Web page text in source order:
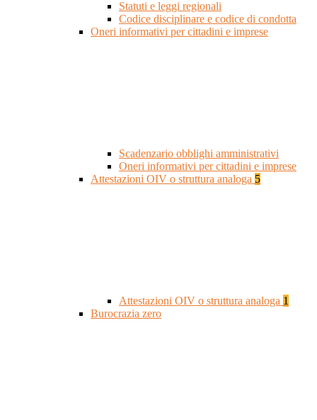
Statuti e leggi regionali
Codice disciplinare e codice di condotta
Oneri informativi per cittadini e imprese
Scadenzario obblighi amministrativi
Oneri informativi per cittadini e imprese
Attestazioni OIV o struttura analoga 5
Attestazioni OIV o struttura analoga 1
Burocrazia zero